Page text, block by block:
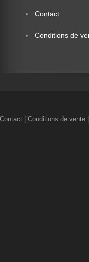
Contact
Conditions de
Contact Conditions de vente